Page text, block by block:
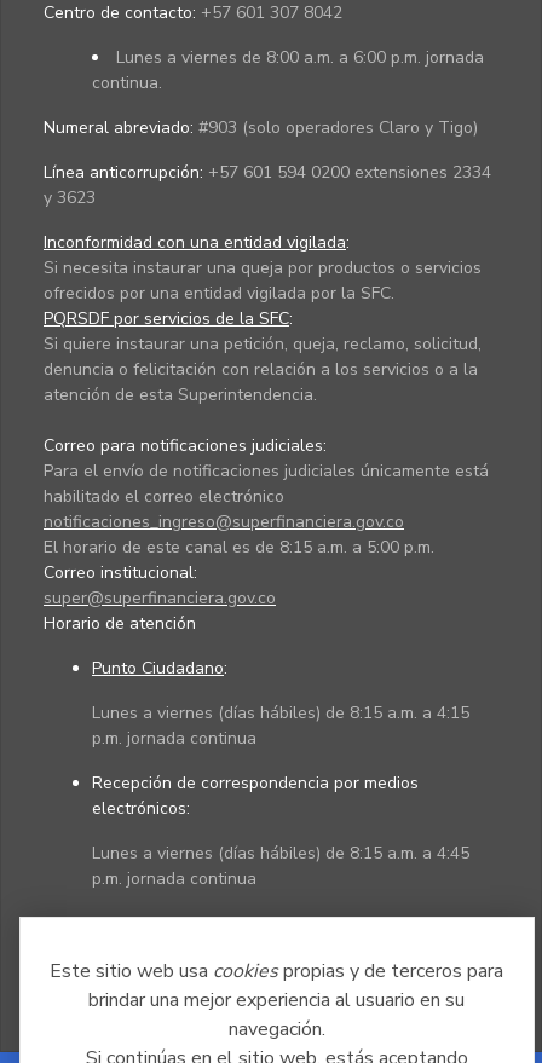
Este sitio web usa cookiespropias y de terceros para
brindar una mejor experiencia al usuario en su
navegación.
Centro de contacto: +57 601 307 8042
Lunes a viernes de 8:00 a.m. a 6:00 p.m. jornada
continua.
Numeral abreviado: #903 (solo operadores Claro y Tigo)
Línea anticorrupción: +57 601 594 0200 extensiones 2334
y 3623
Inconformidad con una entidad vigilada:
Si necesita instaurar una queja por productos o servicios
ofrecidos por una entidad vigilada por la SFC.
PQRSDF por servicios de la SFC:
Si quiere instaurar una petición, queja, reclamo, solicitud,
denuncia o felicitación con relación a los servicios o a la
atención de esta Superintendencia.
Correo para notificaciones judiciales:
Para el envío de notificaciones judiciales únicamente está
habilitado el correo electrónico
notificaciones_ingreso@superfinanciera.gov.co
El horario de este canal es de 8:15 a.m. a 5:00 p.m.
Correo institucional:
super@superfinanciera.gov.co
Horario de atención
Punto Ciudadano:
Lunes a viernes (días hábiles) de 8:15 a.m. a 4:15
p.m. jornada continua
Recepción de correspondencia por medios
electrónicos:
Lunes a viernes (días hábiles) de 8:15 a.m. a 4:45
p.m. jornada continua